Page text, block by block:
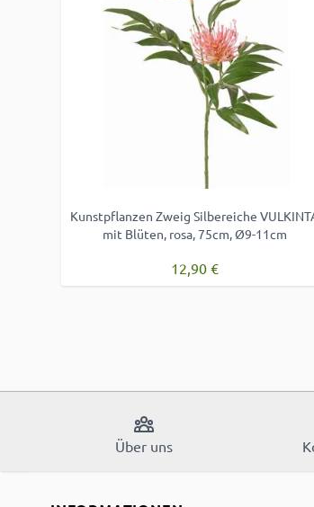
Kunstpflanzen Zweig Silbereiche
mit Blüten, rosa, 75cm, Ø9-11cm
12,90 €
Über uns